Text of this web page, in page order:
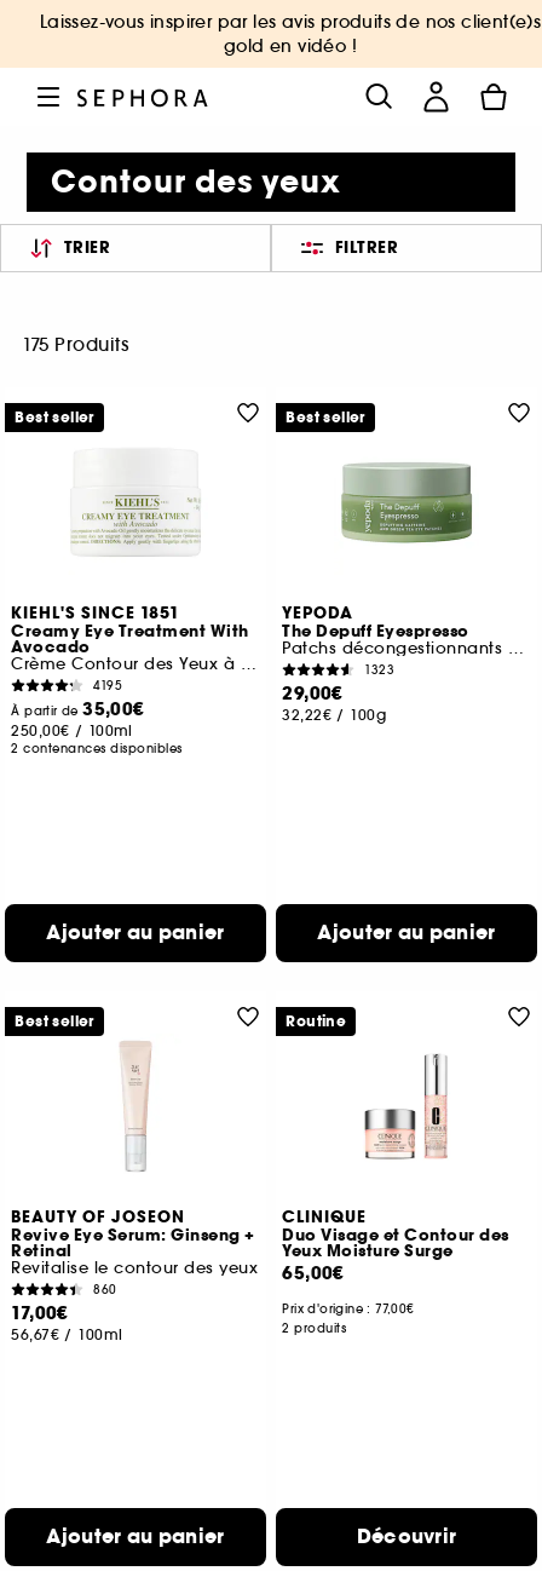
Laissez-vous inspirer par les avis produits de nos client(e)s
gold en vidéo !
Contour des yeux
TRIER FILTRER
175 Produits
KIEHL'S SINCE 1851
Creamy Eye Treatment With
Avocado
Crème Contour des Yeux à l’Avocat
4195
À partir de35,00€
250,00€ / 100ml
2 contenances disponibles
Ajouter au panier
Best seller
YEPODA
The Depuff Eyespresso
Patchs décongestionnants à la caféine et au thé vert
1323
29,00€
32,22€ / 100g
Ajouter au panier
Best seller
BEAUTY OF JOSEON
Revive Eye Serum: Ginseng +
Retinal
Revitalise le contour des yeux
860
17,00€
56,67€ / 100ml
Ajouter au panier
Best seller
CLINIQUE
Duo Visage et Contour des
Yeux Moisture Surge
65,00€
Prix d'origine :77,00€
2 produits
Découvrir
Routine